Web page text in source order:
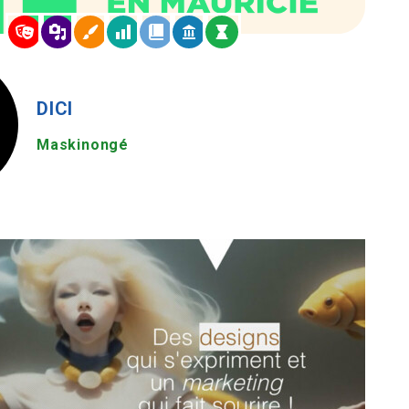
DICI
Maskinongé